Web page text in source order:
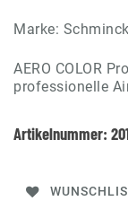
Marke:
AERO COLOR
professionelle
Artikelnummer: